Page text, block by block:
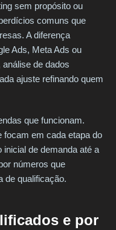
sem propósito ou
comuns que
A diferença
Ads, Meta Ads ou
de dados
ajuste refinando quem
que funcionam.
em cada etapa do
de demanda até a
números que
de qualificação.
e por